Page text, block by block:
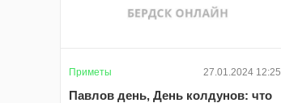
Приметы 27.01.2024 12:25
Павлов день, День колдунов: что